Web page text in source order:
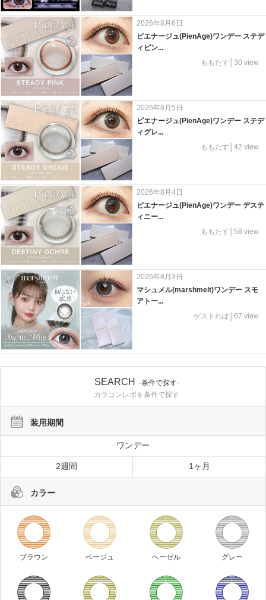
2026年8月6日
ピエナージュ(PienAge)ワンデー ステデ
ィピン...
ももたす│30 view
2026年8月5日
ピエナージュ(PienAge)ワンデー ステデ
ィグレ...
ももたす│42 view
2026年8月4日
ピエナージュ(PienAge)ワンデー デステ
ィニー...
ももたす│58 view
2026年8月3日
マシュメル(marshmelt)ワンデー スモ
アトー...
ゲストれぽ│67 view
SEARCH
-条件で探す-
カラコンレポを条件で探す
装用期間
ワンデー
2週間 1ヶ月
カラー
ブラウン ベージュ ヘーゼル グレー